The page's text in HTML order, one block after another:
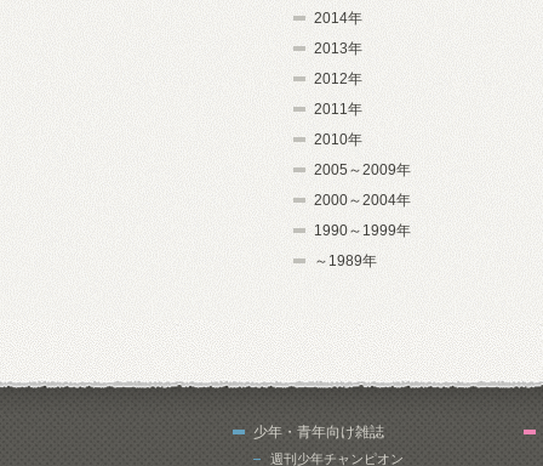
2014年
2013年
2012年
2011年
2010年
2005～2009年
2000～2004年
1990～1999年
～1989年
少年・青年向け雑誌
週刊少年チャンピオン